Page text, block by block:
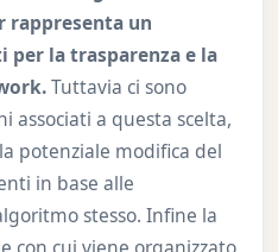
rappresenta un
per la trasparenza e la
Tuttavia ci sono
associati a questa scelta,
potenziale modifica del
in base alle
stesso. Infine la